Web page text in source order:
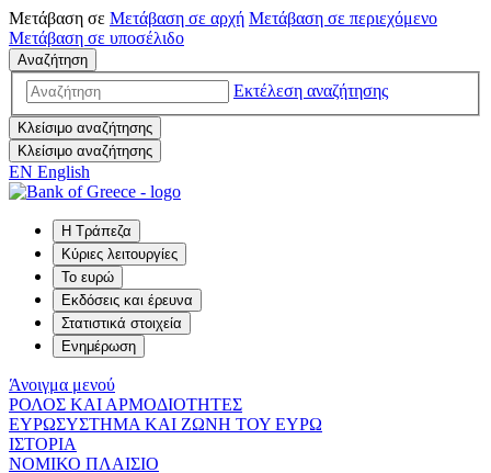
Μετάβαση σε Μετάβαση σε αρχή Μετάβαση σε περιεχόμενο
Μετάβαση σε υποσέλιδο
Αναζήτηση
Εκτέλεση αναζήτησης
Κλείσιμο αναζήτησης
Κλείσιμο αναζήτησης
EN English
Η Τράπεζα
Κύριες λειτουργίες
Το ευρώ
Εκδόσεις και έρευνα
Στατιστικά στοιχεία
Ενημέρωση
Άνοιγμα μενού
ΡΟΛΟΣ ΚΑΙ ΑΡΜΟΔΙΟΤΗΤΕΣ
ΕΥΡΩΣΥΣΤΗΜΑ ΚΑΙ ΖΩΝΗ ΤΟΥ ΕΥΡΩ
ΙΣΤΟΡΙΑ
ΝΟΜΙΚΟ ΠΛΑΙΣΙΟ